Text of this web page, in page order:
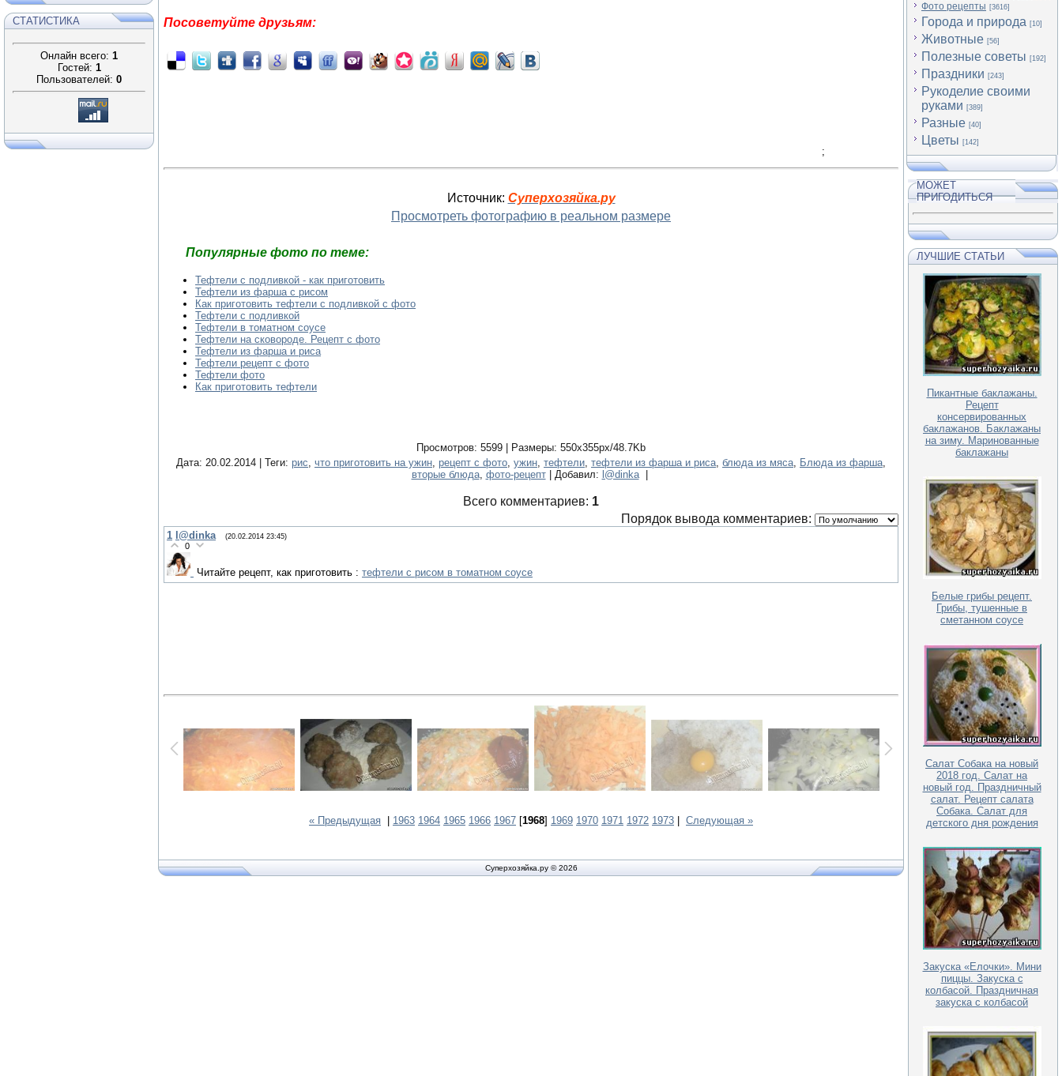
СТАТИСТИКА
Онлайн всего: 1
Гостей: 1
Пользователей: 0
Посоветуйте друзьям:
;
Источник: Суперхозяйка.ру
Просмотреть фотографию в реальном размере
Популярные фото по теме:
Тефтели с подливкой - как приготовить
Тефтели из фарша с рисом
Как приготовить тефтели с подливкой с фото
Тефтели с подливкой
Тефтели в томатном соусе
Тефтели на сковороде. Рецепт с фото
Тефтели из фарша и риса
Тефтели рецепт с фото
Тефтели фото
Как приготовить тефтели
Просмотров: 5599 | Размеры: 550x355px/48.7Kb
Дата: 20.02.2014 | Теги: рис, что приготовить на ужин, рецепт с фото, ужин, тефтели, тефтели из фарша и риса, блюда из мяса, Блюда из фарша,
вторые блюда, фото-рецепт| Добавил: l@dinka|
Всего комментариев: 1
Порядок вывода комментариев:
1 l@dinka (20.02.2014 23:45)
0
Читайте рецепт, как приготовить : тефтели с рисом в томатном соусе
« Предыдущая 1963 1964 1965 1966 1967 [1968] 1969 1970 1971 1972 1973 Следующая »
Суперхозяйка.ру © 2026
Фото рецепты [3616]
Города и природа [10]
Животные [56]
Полезные советы [192]
Праздники [243]
Рукоделие своими
руками [389]
Разные [40]
Цветы [142]
МОЖЕТ
ПРИГОДИТЬСЯ
ЛУЧШИЕ СТАТЬИ
Пикантные баклажаны.
Рецепт
консервированных
баклажанов. Баклажаны
на зиму. Маринованные
баклажаны
Белые грибы рецепт.
Грибы, тушенные в
сметанном соусе
Салат Собака на новый
2018 год. Салат на
новый год. Праздничный
салат. Рецепт салата
Собака. Салат для
детского дня рождения
Закуска «Елочки». Мини
пиццы. Закуска с
колбасой. Праздничная
закуска с колбасой